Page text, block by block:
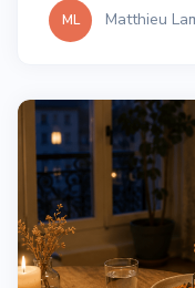
ML Matthieu